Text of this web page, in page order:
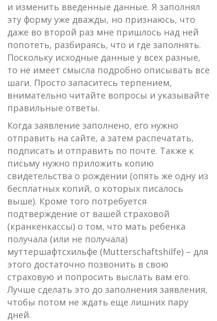
и изменить введенные данные. Я заполнял
эту форму уже дважды, но признаюсь, что
даже во второй раз мне пришлось над ней
попотеть, разбираясь, что и где заполнять.
Поскольку исходные данные у всех разные,
то не имеет смысла подробно описывать все
шаги. Просто запаситесь терпением,
внимательно читайте вопросы и указывайте
правильные ответы.
Когда заявление заполнено, его нужно
отправить на сайте, а затем распечатать,
подписать и отправить по почте. Также к
письму нужно приложить копию
свидетельства о рождении (опять же одну из
бесплатных копий, о которых писалось
выше). Кроме того потребуется
подтверждение от вашей страховой
(кранкенкассы) о том, что мать ребенка
получала (или не получала)
муттершафтсхильфе (Mutterschaftshilfe) – для
этого достаточно позвонить в свою
страховую и попросить выслать вам его.
Лучше сделать это до заполнения заявления,
чтобы потом не ждать еще лишних пару
дней.